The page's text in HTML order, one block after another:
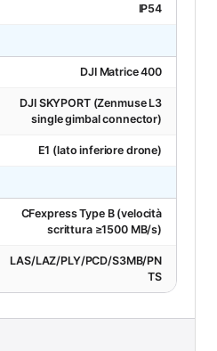
IP54
DJI Matrice 400
DJI SKYPORT (Zenmuse L3
single gimbal connector)
E1 (lato inferiore drone)
CFexpress Type B (velocità
scrittura ≥1500 MB/s)
LAS/LAZ/PLY/PCD/S3MB/PN
TS